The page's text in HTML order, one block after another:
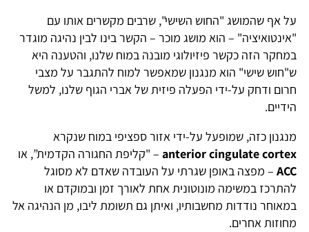
על אף שהמושג "החוש השישי", שרבים מקשרים אותו עם
"אינטואיציה" – הוא מושג מוכר – הקשר בינו לבין נהיגה מוגדר
במחקר הזה כקשר פיזיולוגי מובנה במוח שלנו, והטענה היא
ש"חוש שישי" הוא מנגנון שמאפשר למוח להתגבר על מצבי
חרום ודחק על-ידי הפעלה פיזית של אברי הגוף שלנו, למשל
הידיים.
מנגנון כזה, שמופעל על-ידי אזור ספציפי במוח שנקרא
anterior cingulate cortex – "קליפת החגורה הקדמית”, או
ACC – מפצה באופן שגרתי על העובדה שאדם לא מסוגל
להתרכז במשימה מונוטונית אחת לאורך זמן ובמוקדם או
במאוחר נודדות מחשבותיו, ואיתן גם תשומת ליבו, מן הנהיגה אל
מחוזות אחרים.